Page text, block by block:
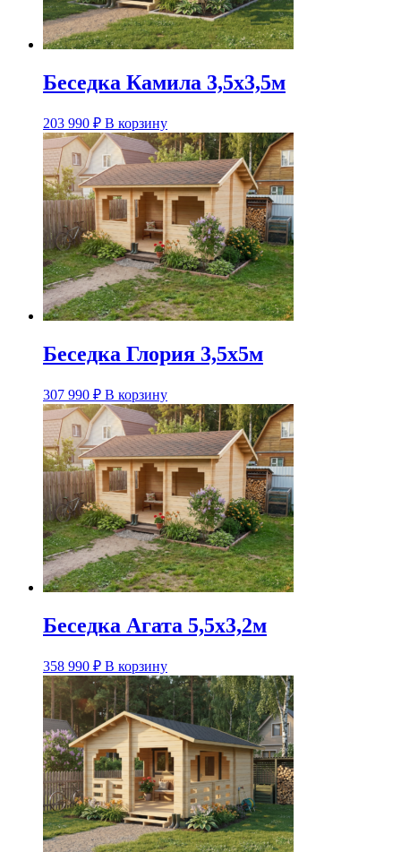
Беседка Камила 3,5х3,5м
203 990 ₽ В корзину
Беседка Глория 3,5х5м
307 990 ₽ В корзину
Беседка Агата 5,5х3,2м
358 990 ₽ В корзину